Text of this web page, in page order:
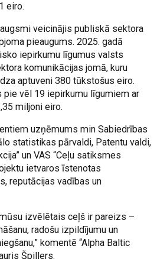
eiro.
veicinājis publiskā sektora
pieaugums. 2025. gadā
iepirkumu līgumus valsts
komunikācijas jomā, kuru
aptuveni 380 tūkstošus eiro.
pie vēl 19 iepirkumu līgumiem ar
miljoni eiro.
uzņēmums min Sabiedrības
statistikas pārvaldi, Patentu valdi,
un VAS “Ceļu satiksmes
ietvaros īstenotas
reputācijas vadības un
izvēlētais ceļš ir pareizs –
radošu izpildījumu un
komentē “Alpha Baltic
Špillers.